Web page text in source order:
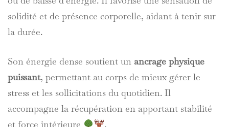
solidité et de présence corporelle, aidant à tenir sur
la durée.
Son énergie dense soutient un ancrage physique
puissant, permettant au corps de mieux gérer le
stress et les sollicitations du quotidien. Il
accompagne la récupération en apportant stabilité
et force intérieure
.